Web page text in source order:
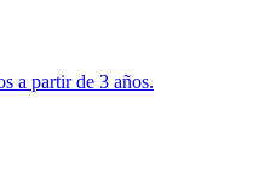
a partir de 3 años.